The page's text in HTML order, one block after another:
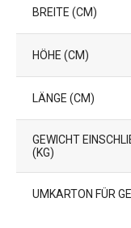
BREITE (CM)
HÖHE (CM)
LÄNGE (CM)
GEWICHT
KG)
UMKARTON FÜR